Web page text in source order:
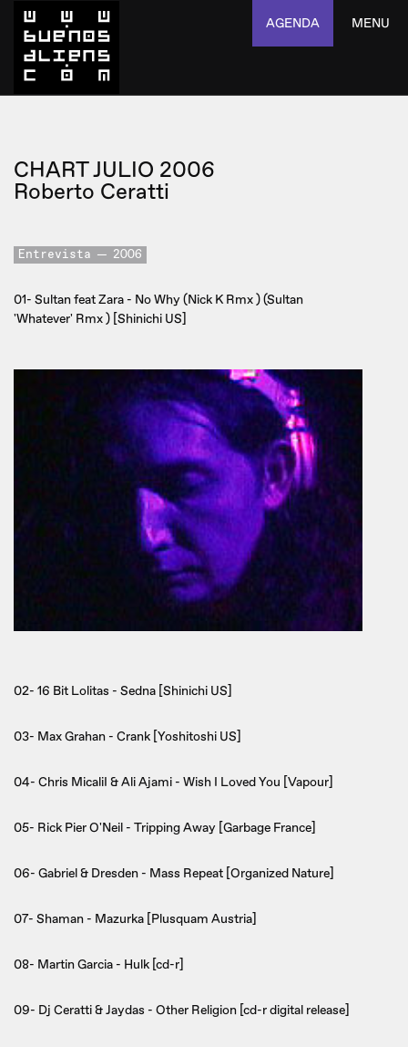
AGENDA MENU
CHART JULIO 2006
Roberto Ceratti
Entrevista 2006
01- Sultan feat Zara - No Why (Nick K Rmx ) (Sultan
'Whatever' Rmx ) [Shinichi US]
02- 16 Bit Lolitas - Sedna [Shinichi US]
03- Max Grahan - Crank [Yoshitoshi US]
04- Chris MicaliI & Ali Ajami - Wish I Loved You [Vapour]
05- Rick Pier O'Neil - Tripping Away [Garbage France]
06- Gabriel & Dresden - Mass Repeat [Organized Nature]
07- Shaman - Mazurka [Plusquam Austria]
08- Martin Garcia - Hulk [cd-r]
09- Dj Ceratti & Jaydas - Other Religion [cd-r digital release]